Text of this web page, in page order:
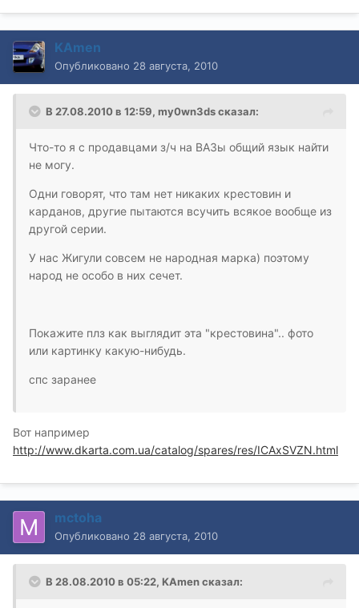
KAmen
Опубликовано 28 августа, 2010
В 27.08.2010 в 12:59, my0wn3ds сказал:
Что-то я с продавцами з/ч на ВАЗы общий язык найти
не могу.
Одни говорят, что там нет никаких крестовин и
карданов, другие пытаются всучить всякое вообще из
другой серии.
У нас Жигули совсем не народная марка) поэтому
народ не особо в них сечет.
Покажите плз как выглядит эта "крестовина".. фото
или картинку какую-нибудь.
спс заранее
Вот например
http://www.dkarta.com.ua/catalog/spares/res/ICAxSVZN.html
mctoha
Опубликовано 28 августа, 2010
В 28.08.2010 в 05:22, KAmen сказал: